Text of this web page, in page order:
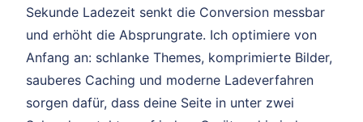
Sekunde Ladezeit senkt die Conversion messbar
und erhöht die Absprungrate. Ich optimiere von
Anfang an: schlanke Themes, komprimierte Bilder,
sauberes Caching und moderne Ladeverfahren
sorgen dafür, dass deine Seite in unter zwei